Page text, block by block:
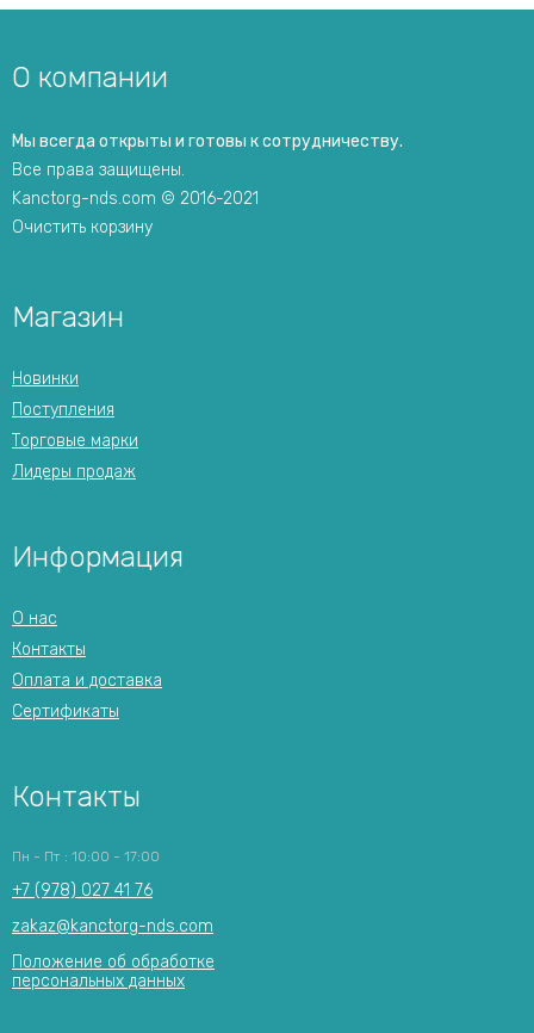
О компании
Мы всегда открыты и готовы к сотрудничеству.
Все права защищены.
Kanctorg-nds.com © 2016-2021
Очистить корзину
Магазин
Новинки
Поступления
Торговые марки
Лидеры продаж
Информация
О нас
Контакты
Оплата и доставка
Сертификаты
Контакты
Пн - Пт : 10:00 - 17:00
+7 (978) 027 41 76
zakaz@kanctorg-nds.com
Положение об обработке
персональных данных